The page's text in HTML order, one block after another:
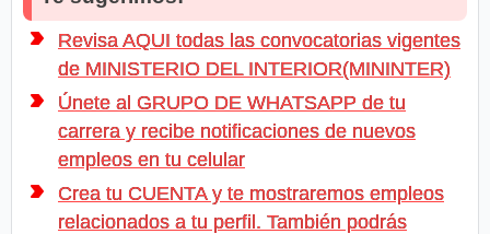
Revisa AQUI todas las convocatorias vigentes
de MINISTERIO DEL INTERIOR(MININTER)
Únete al GRUPO DE WHATSAPP de tu
carrera y recibe notificaciones de nuevos
empleos en tu celular
Crea tu CUENTA y te mostraremos empleos
relacionados a tu perfil. También podrás